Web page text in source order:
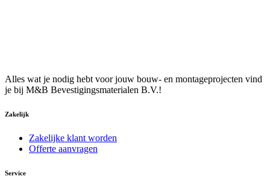
Alles wat je nodig hebt voor jouw bouw- en montageprojecten vind
je bij M&B Bevestigingsmaterialen B.V.!
Zakelijk
Zakelijke klant worden
Offerte aanvragen
Service